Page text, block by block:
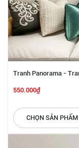
Tranh Panorama -
550.000₫
CHỌN SẢN PHẨM